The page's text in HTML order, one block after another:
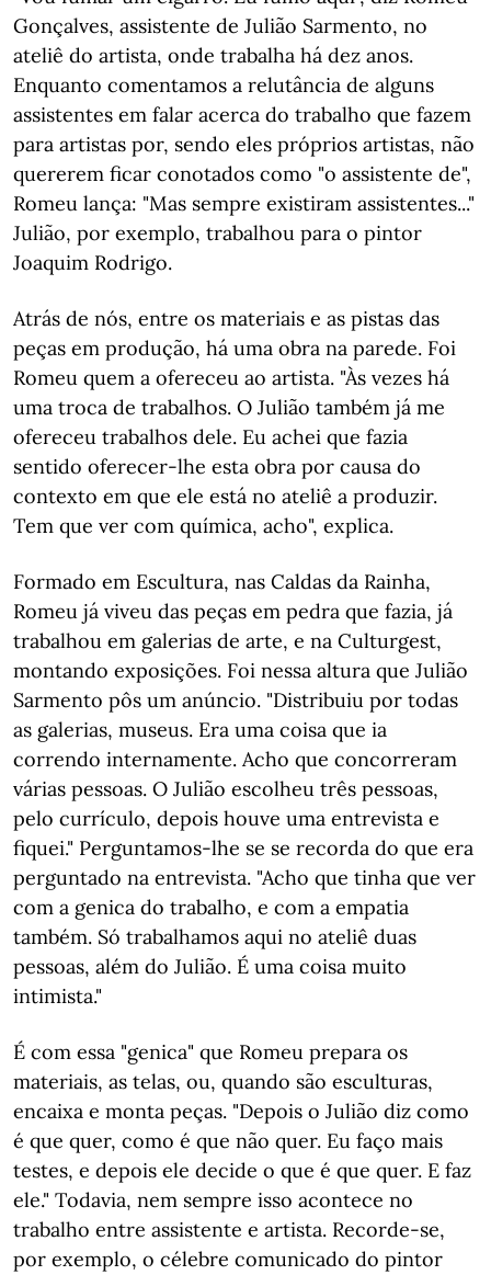
Gonçalves, assistente de Julião Sarmento, no
ateliê do artista, onde trabalha há dez anos.
Enquanto comentamos a relutância de alguns
assistentes em falar acerca do trabalho que fazem
para artistas por, sendo eles próprios artistas, não
quererem ficar conotados como "o assistente de",
Romeu lança: "Mas sempre existiram assistentes..."
Julião, por exemplo, trabalhou para o pintor
Joaquim Rodrigo.
Atrás de nós, entre os materiais e as pistas das
peças em produção, há uma obra na parede. Foi
Romeu quem a ofereceu ao artista. "Às vezes há
uma troca de trabalhos. O Julião também já me
ofereceu trabalhos dele. Eu achei que fazia
sentido oferecer-lhe esta obra por causa do
contexto em que ele está no ateliê a produzir.
Tem que ver com química, acho", explica.
Formado em Escultura, nas Caldas da Rainha,
Romeu já viveu das peças em pedra que fazia, já
trabalhou em galerias de arte, e na Culturgest,
montando exposições. Foi nessa altura que Julião
Sarmento pôs um anúncio. "Distribuiu por todas
as galerias, museus. Era uma coisa que ia
correndo internamente. Acho que concorreram
várias pessoas. O Julião escolheu três pessoas,
pelo currículo, depois houve uma entrevista e
fiquei." Perguntamos-lhe se se recorda do que era
perguntado na entrevista. "Acho que tinha que ver
com a genica do trabalho, e com a empatia
também. Só trabalhamos aqui no ateliê duas
pessoas, além do Julião. É uma coisa muito
intimista."
É com essa "genica" que Romeu prepara os
materiais, as telas, ou, quando são esculturas,
encaixa e monta peças. "Depois o Julião diz como
é que quer, como é que não quer. Eu faço mais
testes, e depois ele decide o que é que quer. E faz
ele." Todavia, nem sempre isso acontece no
trabalho entre assistente e artista. Recorde-se,
por exemplo, o célebre comunicado do pintor